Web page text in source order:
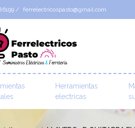
/ ferrelectricospasto@gmail.com
Herramientas
electricas